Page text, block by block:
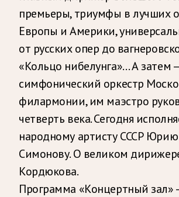
премьеры, триумфы в лучших
Европы и Америки,
от русских опер до
«Кольцо нибелунга»… А затем
симфонический оркестр
филармонии, им маэстро
четверть века. Сегодня
народному артисту СССР
Симонову. О великом
Кордюкова.
Программа «Концертный зал»